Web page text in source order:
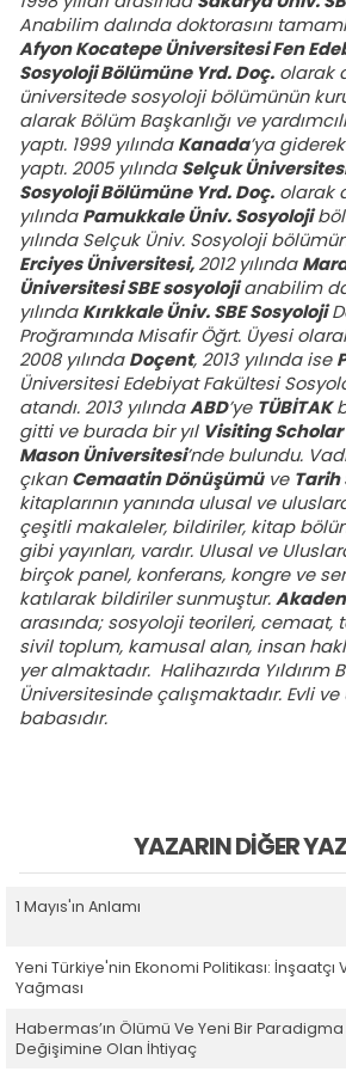
Anabilim dalında doktorasını
Afyon Kocatepe Üniversitesi Fen
Sosyoloji Bölümüne Yrd. Doç. olarak
üniversitede sosyoloji bölümünün
alarak Bölüm Başkanlığı ve
yaptı. 1999 yılında Kanada’ya
yaptı. 2005 yılında Selçuk
Sosyoloji Bölümüne Yrd. Doç. olarak
yılında Pamukkale Üniv. Sosyoloji
yılında Selçuk Üniv. Sosyoloji
Erciyes Üniversitesi, 2012 yılında
Üniversitesi SBE sosyolojianabilim
yılında Kırıkkale Üniv. SBE Sosyoloji
Proğramında Misafir Öğrt. Üyesi
2008 yılında Doçent, 2013 yılında ise
Üniversitesi Edebiyat Fakültesi
atandı. 2013 yılındaABD’ye TÜBİTAK
gitti ve burada bir yıl Visiting Scholar
Mason Üniversitesi’nde bulundu.
çıkan Cemaatin Dönüşümüve Tarih
kitaplarının yanında ulusal ve
çeşitli makaleler, bildiriler, kitap
gibi yayınları, vardır. Ulusal ve
birçok panel, konferans, kongre ve
katılarak bildiriler sunmuştur.
arasında; sosyoloji teorileri, cemaat,
sivil toplum, kamusal alan, insan
yer almaktadır. Halihazırda Yıldırım
Üniversitesinde çalışmaktadır. Evli
babasıdır.
YAZARIN DIĞER
1 Mayıs'ın Anlamı
Yeni Türkiye'nin Ekonomi Politikası: İnşaatçı
Yağması
Habermas’ın Ölümü Ve Yeni Bir Paradigma
Değişimine Olan İhtiyaç